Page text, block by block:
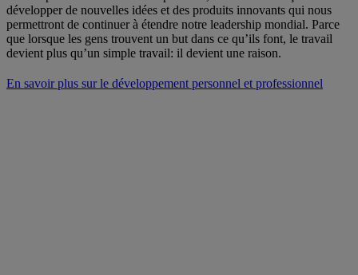
développer de nouvelles idées et des produits innovants qui nous
permettront de continuer à étendre notre leadership mondial. Parce
que lorsque les gens trouvent un but dans ce qu’ils font, le travail
devient plus qu’un simple travail: il devient une raison.
En savoir plus sur le développement personnel et professionnel